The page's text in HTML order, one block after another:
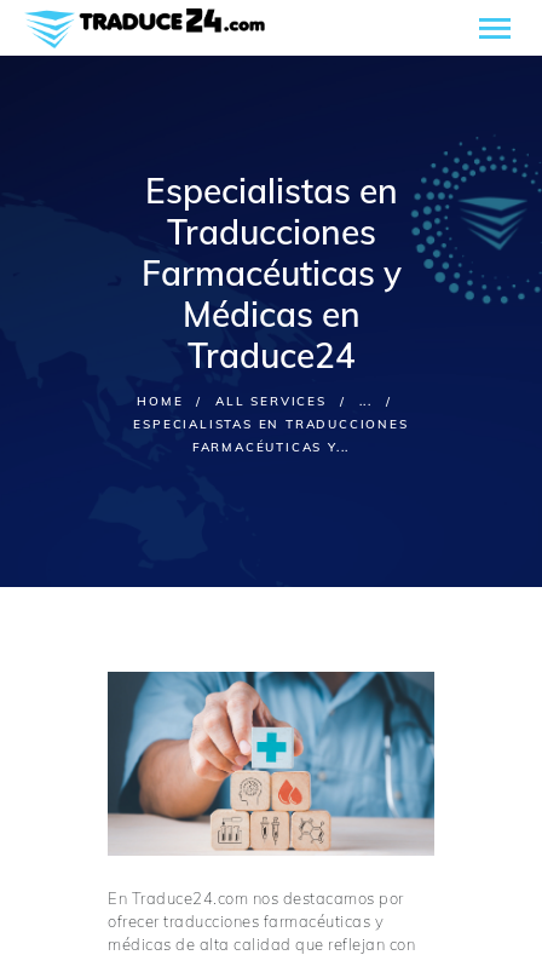
Especialistas en
Traducciones
Farmacéuticas y
Médicas en
Traduce24
HOME ALL SERVICES
...
ESPECIALISTAS EN TRADUCCIONES
FARMACÉUTICAS Y...
Nosotros
Servicios
Industrias
Cotice gratis
Contacto
Español
En Traduce24.com nos destacamos por
ofrecer traducciones farmacéuticas y
médicas de alta calidad que reflejan con